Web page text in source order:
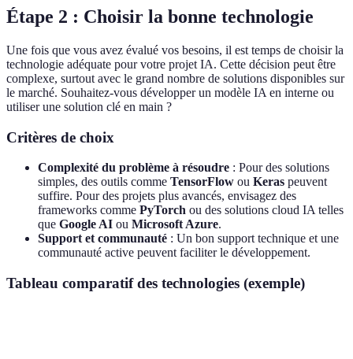
Étape 2 : Choisir la bonne technologie
Une fois que vous avez évalué vos besoins, il est temps de choisir la
technologie adéquate pour votre projet IA. Cette décision peut être
complexe, surtout avec le grand nombre de solutions disponibles sur
le marché. Souhaitez-vous développer un modèle IA en interne ou
utiliser une solution clé en main ?
Critères de choix
Complexité du problème à résoudre : Pour des solutions
simples, des outils comme TensorFlow ou Keras peuvent
suffire. Pour des projets plus avancés, envisagez des
frameworks comme PyTorch ou des solutions cloud IA telles
que Google AI ou Microsoft Azure.
Support et communauté : Un bon support technique et une
communauté active peuvent faciliter le développement.
Tableau comparatif des technologies (exemple)